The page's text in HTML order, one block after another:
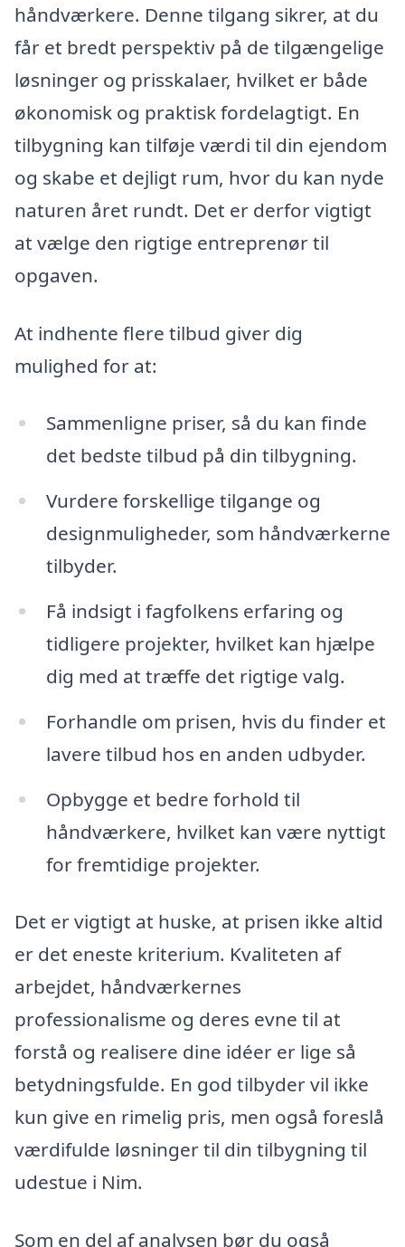
håndværkere. Denne tilgang sikrer, at du
får et bredt perspektiv på de tilgængelige
løsninger og prisskalaer, hvilket er både
økonomisk og praktisk fordelagtigt. En
tilbygning kan tilføje værdi til din ejendom
og skabe et dejligt rum, hvor du kan nyde
naturen året rundt. Det er derfor vigtigt
at vælge den rigtige entreprenør til
opgaven.
At indhente flere tilbud giver dig
mulighed for at:
Sammenligne priser, så du kan finde
det bedste tilbud på din tilbygning.
Vurdere forskellige tilgange og
designmuligheder, som håndværkerne
tilbyder.
Få indsigt i fagfolkens erfaring og
tidligere projekter, hvilket kan hjælpe
dig med at træffe det rigtige valg.
Forhandle om prisen, hvis du finder et
lavere tilbud hos en anden udbyder.
Opbygge et bedre forhold til
håndværkere, hvilket kan være nyttigt
for fremtidige projekter.
Det er vigtigt at huske, at prisen ikke altid
er det eneste kriterium. Kvaliteten af
arbejdet, håndværkernes
professionalisme og deres evne til at
forstå og realisere dine idéer er lige så
betydningsfulde. En god tilbyder vil ikke
kun give en rimelig pris, men også foreslå
værdifulde løsninger til din tilbygning til
udestue i Nim.
Som en del af analysen bør du også